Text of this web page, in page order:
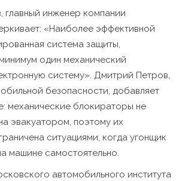
главный инженер компании
«Наиболее эффективной
система защиты,
один механический
систему». Дмитрий Петров,
безопасности, добавляет
механические блокираторы не
эвакуатором, поэтому их
ситуациями, когда угонщик
машине самостоятельно.
автомобильного института